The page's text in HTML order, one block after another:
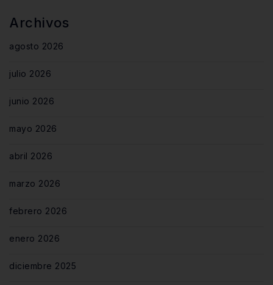
Archivos
agosto 2026
julio 2026
junio 2026
mayo 2026
abril 2026
marzo 2026
febrero 2026
enero 2026
diciembre 2025